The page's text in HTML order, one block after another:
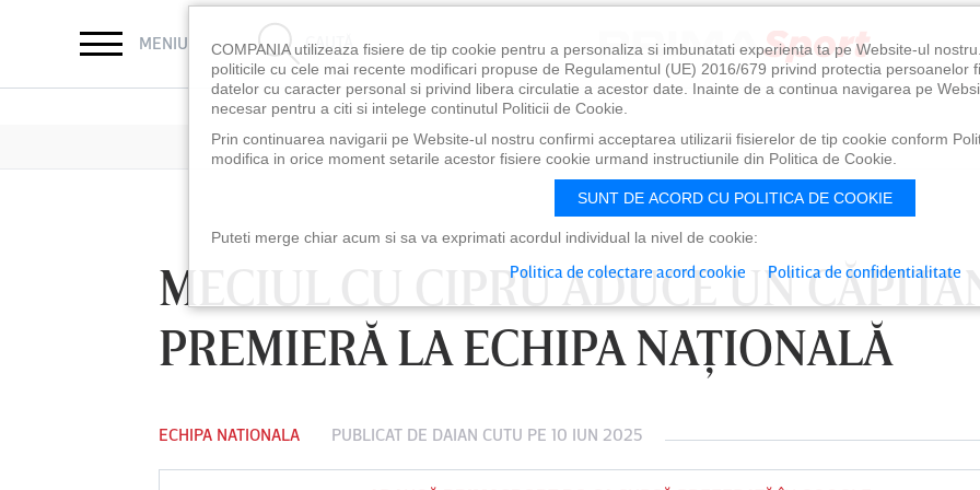
MENIU CAUTĂ
MECIUL CU CIPRU ADUCE UN
PREMIERĂ LA ECHIPA NAŢIONALĂ
ECHIPA NATIONALA PUBLICAT DE DAIAN CUTU PE 10 IUN 2025
LUNI 10 AUG, 18:30 LUNI 10 AUG, 21:30 VINERI 07 AUG, 21:00
COMPANIA utilizeaza fisiere de tip cookie pentru a personaliza si imbunatati experienta ta pe Website-ul
politicile cu cele mai recente modificari propuse de Regulamentul (UE) 2016/679 privind protectia persoanelor
datelor cu caracter personal si privind libera circulatie a acestor date. Inainte de a continua navigarea pe
necesar pentru a citi si intelege continutul Politicii de Cookie.
Prin continuarea navigarii pe Website-ul nostru confirmi acceptarea utilizarii fisierelor de tip cookie conform
modifica in orice moment setarile acestor fisiere cookie urmand instructiunile din Politica de Cookie.
SUNT DE ACORD CU POLITICA DE COOKIE
Puteti merge chiar acum si sa va exprimati acordul individual la nivel de cookie:
Politica de colectare acord cookie Politica de confidentialitate